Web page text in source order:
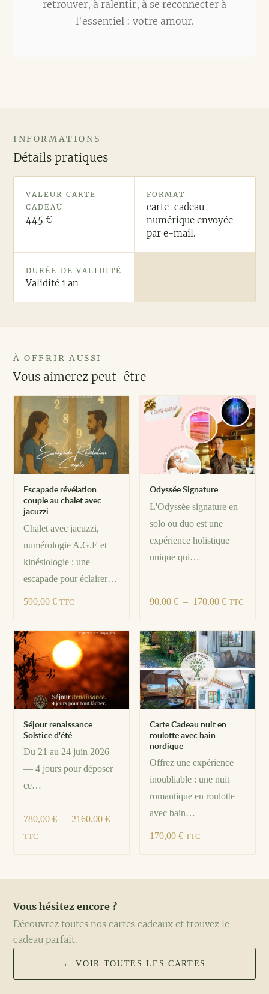
retrouver, à ralentir, à se reconnecter à
l'essentiel : votre amour.
INFORMATIONS
Détails pratiques
VALEUR CARTE
CADEAU
445 €
FORMAT
carte-cadeau
numérique envoyée
par e-mail.
DURÉE DE VALIDITÉ
Validité 1 an
À OFFRIR AUSSI
Vous aimerez peut-être
Escapade révélation
couple au chalet avec
jacuzzi
Chalet avec jacuzzi,
numérologie A.G.E et
kinésiologie : une
escapade pour éclairer…
590,00€ TTC
Odyssée Signature
L'Odyssée signature en
solo ou duo est une
expérience holistique
unique qui…
90,00 € – 170,00 € TTC
Séjour renaissance
Solstice d'été
Du 21 au 24 juin 2026
— 4 jours pour déposer
ce…
780,00€ – 2160,00€
TTC
Carte Cadeau nuit en
roulotte avec bain
nordique
Offrez une expérience
inoubliable : une nuit
romantique en roulotte
avec bain…
170,00 € TTC
Vous hésitez encore ?
Découvrez toutes nos cartes cadeaux et trouvez le
cadeau parfait.
← VOIR TOUTES LES CARTES